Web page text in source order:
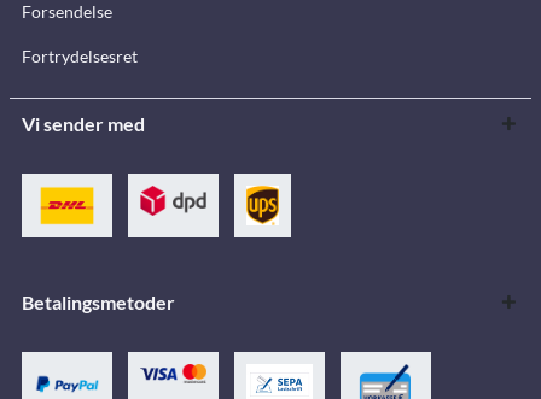
Forsendelse
Fortrydelsesret
Vi sender med
Betalingsmetoder